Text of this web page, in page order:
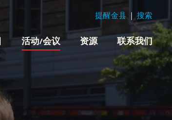
活动/会议 资源 联系我们
提醒金县 搜索